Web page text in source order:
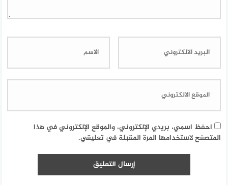
احفظ اسمي، بريدي الإلكتروني، والموقع الإلكتروني في هذا
المتصفح لاستخدامها المرة المقبلة في تعليقي.